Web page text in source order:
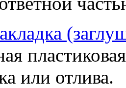
или отлива.